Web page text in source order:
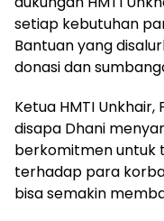
setiap kebutuhan
Bantuan yang
donasi dan
Ketua HMTI
disapa Dhani
berkomitmen untuk
terhadap para
bisa semakin